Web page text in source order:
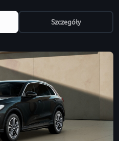
Szczegóły